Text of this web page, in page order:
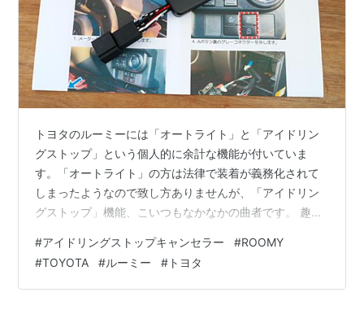
トヨタのルーミーには「オートライト」と「アイドリン
グストップ」という個人的に余計な機能が付いていま
す。「オートライト」の方は法律で装着が義務化されて
しまったようなので致し方ありませんが、「アイドリン
グストップ」機能、こいつもなかなかの曲者です。 趣旨
をカットして燃費の向上や二酸化炭素を含む排気ガスの
排出を抑えようというものです。シフトレバーをニュー
トラルから Dレンジに変える、アクセルを踏む、ブレー
#アイドリングストップキャンセラー #ROOMY
#TOYOTA #ルーミー # トヨタ